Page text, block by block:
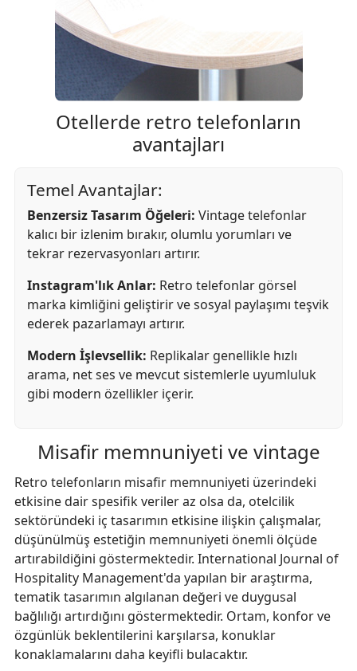
Otellerde retro telefonların
avantajları
Temel Avantajlar:
Benzersiz Tasarım Öğeleri: Vintage telefonlar
kalıcı bir izlenim bırakır, olumlu yorumları ve
tekrar rezervasyonları artırır.
Instagram'lık Anlar: Retro telefonlar görsel
marka kimliğini geliştirir ve sosyal paylaşımı teşvik
ederek pazarlamayı artırır.
Modern İşlevsellik: Replikalar genellikle hızlı
arama, net ses ve mevcut sistemlerle uyumluluk
gibi modern özellikler içerir.
Misafir memnuniyeti ve vintage
Retro telefonların misafir memnuniyeti üzerindeki
etkisine dair spesifik veriler az olsa da, otelcilik
sektöründeki iç tasarımın etkisine ilişkin çalışmalar,
düşünülmüş estetiğin memnuniyeti önemli ölçüde
artırabildiğini göstermektedir. International Journal of
Hospitality Management'da yapılan bir araştırma,
tematik tasarımın algılanan değeri ve duygusal
bağlılığı artırdığını göstermektedir. Ortam, konfor ve
özgünlük beklentilerini karşılarsa, konuklar
konaklamalarını daha keyifli bulacaktır.